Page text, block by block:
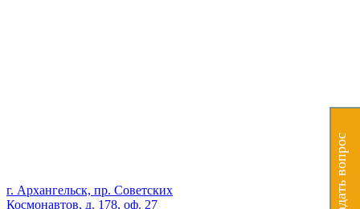
г. Архангельск, пр. Советских
Космонавтов, д. 178, оф. 27
Задать вопрос